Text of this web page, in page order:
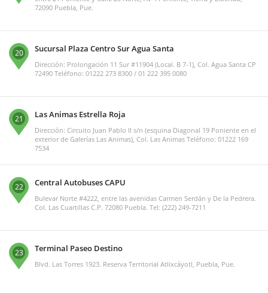
72090 Puebla, Pue.
20 Sucursal Plaza Centro Sur Agua Santa
Dirección: Prolongación 11 Sur #11904 (Local. B 7-1), Col. Agua Santa CP
72490 Teléfono: 01222 273 8300 / 01 222 395 0080
21 Las Animas Estrella Roja
Dirección: Circuito Juan Pablo II s/n (esquina Diagonal 19 Poniente en el
exterior de Galerías Las Animas), Col. Las Animas Teléfono: 01222 169
7534
22 Central Autobuses CAPU
Bulevar Norte #4222, entre las avenidas Carmen Serdán y De la Pedrera.
Col. Las Cuartillas C.P. 72080 Puebla. Tel: (222) 249-7211
23 Terminal Paseo Destino
Blvd. Las Torres 1923. Reserva Territorial Atlixcáyotl, Puebla, Pue.